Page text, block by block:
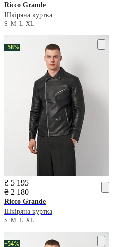
Ricco Grande
Шкіряна куртка
S M L XL
−58%
₴ 5 195
₴ 2 180
Ricco Grande
Шкіряна куртка
S M L XL
−54%